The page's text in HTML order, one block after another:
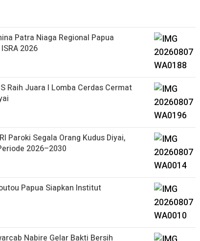
Patra Niaga Regional Papua
2026
Raih Juara I Lomba Cerdas Cermat
Paroki Segala Orang Kudus Diyai,
2026–2030
Papua Siapkan Institut
Nabire Gelar Bakti Bersih